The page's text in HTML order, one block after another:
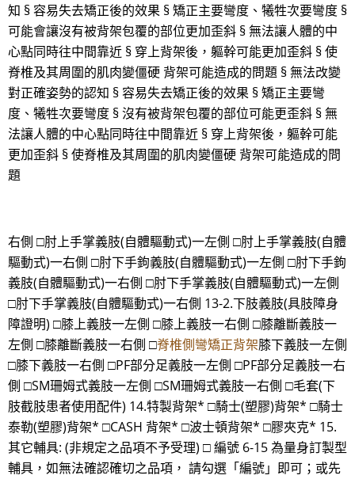
知 § 容易失去矯正後的效果 § 矯正主要彎度、犧牲次要彎度 §
可能會讓沒有被背架包覆的部位更加歪斜 § 無法讓人體的中
心點同時往中間靠近 § 穿上背架後，軀幹可能更加歪斜 § 使
脊椎及其周圍的肌肉變僵硬 背架可能造成的問題 § 無法改變
對正確姿勢的認知 § 容易失去矯正後的效果 § 矯正主要彎
度、犧牲次要彎度 § 沒有被背架包覆的部位可能更歪斜 § 無
法讓人體的中心點同時往中間靠近 § 穿上背架後，軀幹可能
更加歪斜 § 使脊椎及其周圍的肌肉變僵硬 背架可能造成的問
題
右側 □肘上手掌義肢(自體驅動式)一左側 □肘上手掌義肢(自體
驅動式)一右側 □肘下手鉤義肢(自體驅動式)一左側 □肘下手鉤
義肢(自體驅動式)一右側 □肘下手掌義肢(自體驅動式)一左側
□肘下手掌義肢(自體驅動式)一右側 13-2.下肢義肢(具肢障身
障證明) □膝上義肢一左側 □膝上義肢一右側 □膝離斷義肢一
左側 □膝離斷義肢一右側 □脊椎側彎矯正背架膝下義肢一左側
□膝下義肢一右側 □PF部分足義肢一左側 □PF部分足義肢一右
側 □SM珊姆式義肢一左側 □SM珊姆式義肢一右側 □毛套(下
肢截肢患者使用配件) 14.特製背架* □騎士(塑膠)背架* □騎士
泰勒(塑膠)背架* □CASH 背架* □波士頓背架* □膠夾克* 15.
其它輔具: (非規定之品項不予受理) □ 編號 6-15 為量身訂製型
輔具，如無法確認確切之品項， 請勾選「編號」即可；或先